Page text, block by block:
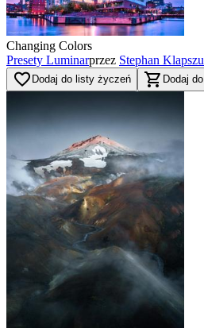
Changing Colors
Presety Luminarprzez Stephan
favorite_border Dodaj do listy życzeń shopping_cart Dodaj